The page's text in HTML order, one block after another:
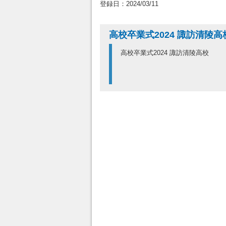
登録日：2024/03/11
高校卒業式2024 諏訪清陵高
高校卒業式2024 諏訪清陵高校